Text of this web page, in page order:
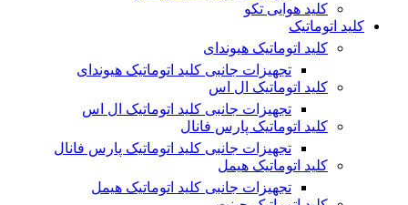
کلید هوایی تکو
کلید اتوماتیک
کلید اتوماتیک هیوندای
تجهیزات جانبی کلید اتوماتیک هیوندای
کلید اتوماتیک ال اس
تجهیزات جانبی کلید اتوماتیک ال اس
کلید اتوماتیک پارس فانال
تجهیزات جانبی کلید اتوماتیک پارس فانال
کلید اتوماتیک هیمل
تجهیزات جانبی کلید اتوماتیک هیمل